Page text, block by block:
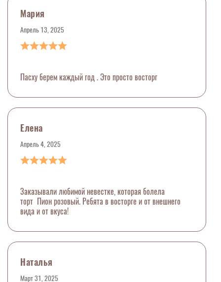
Мария
Апрель 13, 2025
Пасху берем каждый год . Это просто восторг
Елена
Апрель 4, 2025
Заказывали любимой невестке, которая болела
торт Пион розовый. Ребята в восторге и от внешнего
вида и от вкуса!
Наталья
Март 31, 2025